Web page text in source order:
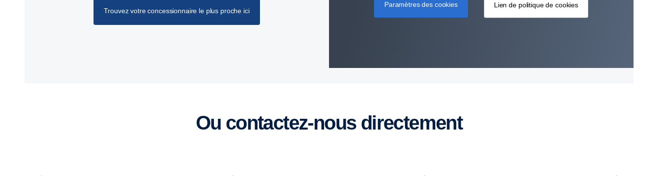
Trouvez votre concessionnaire le plus proche ici
Paramètres des cookies Lien de politique de cookies
Ou contactez-nous directement